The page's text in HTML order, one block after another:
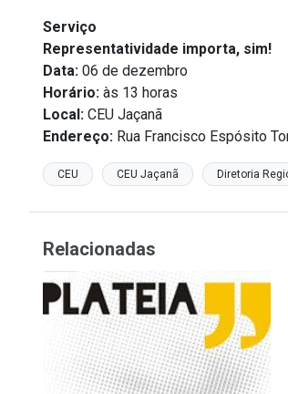
Serviço
Representatividade importa, sim!
Data: 06 de dezembro
Horário: às 13 horas
Local: CEU Jaçanã
Endereço: Rua Francisco Espósito
CEU CEU Jaçanã Diretoria
Relacionadas